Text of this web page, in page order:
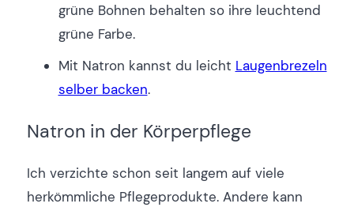
grüne Bohnen behalten so ihre leuchtend
grüne Farbe.
Mit Natron kannst du leicht Laugenbrezeln
selber backen.
Natron in der Körperpflege
Ich verzichte schon seit langem auf viele
herkömmliche Pflegeprodukte. Andere kann